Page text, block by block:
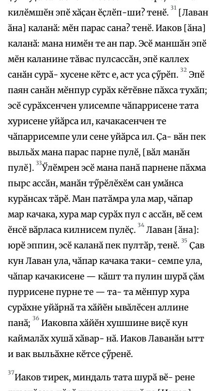
килӗмшӗн эпӗ хӑҫан ӗҫлӗп-ши? тенӗ. 31 [Лаван
ӑна] каланӑ: мӗн парас сана? тенӗ. Иаков [ӑна]
каланӑ: мана нимӗн те ан пар. Эсӗ маншӑн эпӗ
мӗн каланине тӑвас пулсассӑн, эпӗ каллех
санӑн сурӑ- хусене кӗтс е, аст уса ҫӳрӗп. 32 Эпӗ
паян санӑн мӗнпур сурӑх кӗтӗвне пӑхса тухӑп;
эсӗ сурӑхсенчен улисемпе чӑпаррисене тата
хурисене уйӑрса ил, качакасенчен те
чӑпаррисемпе ули сене уйӑрса ил. Ҫа- вӑн пек
выльӑх мана парас парне пулӗ, [вӑл манӑн
пулӗ]. 33Ӳлӗмрен эсӗ мана панӑ парнене пӑхма
пырс ассӑн, манӑн тӳрӗлӗхӗм сан умӑнса
курӑнсах тӑрӗ. Ман патӑмра ула мар, чӑпар
мар качака, хура мар сурӑх пул с ассӑн, вӗ сем
ӗнсӗ вӑрласа килнисем пулӗҫ. 34 Лаван [ӑна]:
юрӗ эппин, эсӗ каланӑ пек пултӑр, тенӗ. 35 Ҫав
кун Лаван ула, чӑпар качака таки- семпе ула,
чӑпар качакисене — кӑшт та пулин шурӑ ҫӑм
пуррисене пурне те — та- та мӗнпур хура
сурӑхне уйӑрнӑ та хӑйӗн ывӑлӗсен аллине
панӑ; 36 Иаковпа хӑйӗн хушшине виҫӗ кун
каймалӑх хушӑ хӑвар- нӑ. Иаков Лаванӑн ытт
и вак выльӑхне кӗтсе ҫӳренӗ.
37Иаков тирек, миндаль тата шурӑ вӗ- рене